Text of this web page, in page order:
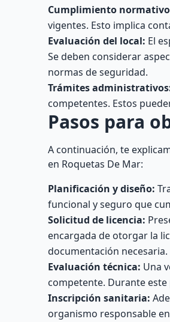
Cumplimiento
vigentes. Esto implica
Evaluación del local: El
Se deben considerar
normas de seguridad.
Trámites
competentes. Estos
Pasos para
A continuación, te
en Roquetas De Mar:
Planificación y diseño:
funcional y seguro que
Solicitud de licencia:
encargada de otorgar la
documentación necesaria.
Evaluación técnica: Una
competente. Durante
Inscripción sanitaria:
organismo responsable